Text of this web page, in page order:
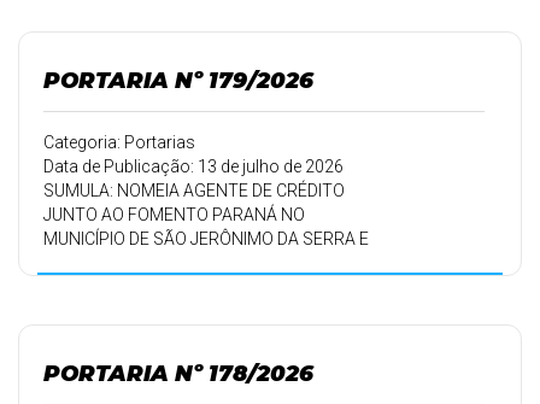
PORTARIA Nº 179/2026
Categoria: Portarias
Data de Publicação: 13 de julho de 2026
SUMULA: NOMEIA AGENTE DE CRÉDITO
JUNTO AO FOMENTO PARANÁ NO
MUNICÍPIO DE SÃO JERÔNIMO DA SERRA E
PORTARIA Nº 178/2026